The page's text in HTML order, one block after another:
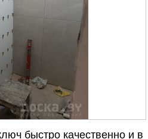
быстро качественно и в